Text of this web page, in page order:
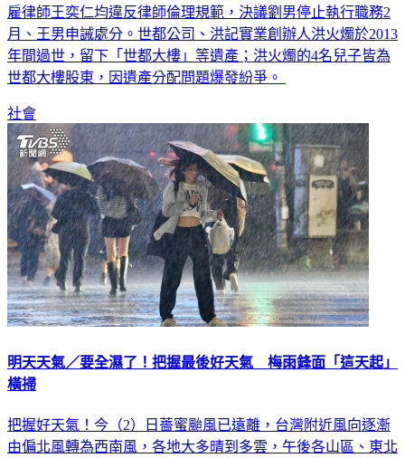
雇律師王奕仁均違反律師倫理規範，決議劉男停止執行職務2
月、王男申誡處分。世都公司、洪記實業創辦人洪火燭於2013
年間過世，留下「世都大樓」等遺產；洪火燭的4名兒子皆為
世都大樓股東，因遺產分配問題爆發紛爭。
社會
明天天氣／要全濕了！把握最後好天氣 梅雨鋒面「這天起」
橫掃
把握好天氣！今（2）日薔蜜颱風已遠離，台灣附近風向逐漸
由偏北風轉為西南風，各地大多晴到多雲，午後各山區、東北